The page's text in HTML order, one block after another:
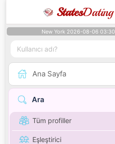
StatesDating
New York 2026-08-06 03:30
Ana Sayfa
Ara
Tüm profiller
Eşleştirici